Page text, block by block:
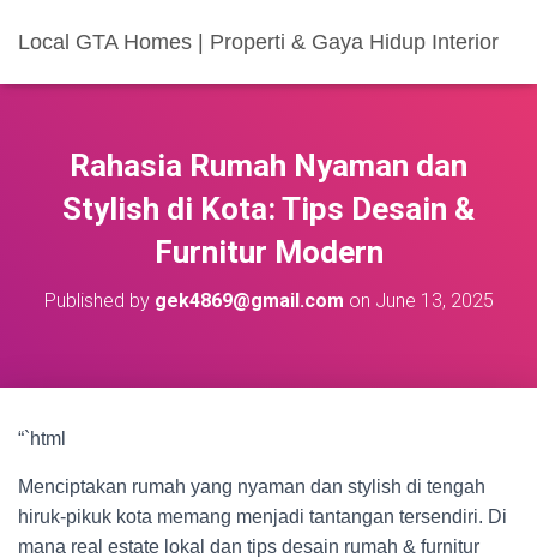
Local GTA Homes | Properti & Gaya Hidup Interior
Rahasia Rumah Nyaman dan
Stylish di Kota: Tips Desain &
Furnitur Modern
Published by gek4869@gmail.com on June 13, 2025
“`html
Menciptakan rumah yang nyaman dan stylish di tengah
hiruk-pikuk kota memang menjadi tantangan tersendiri. Di
mana real estate lokal dan tips desain rumah & furnitur